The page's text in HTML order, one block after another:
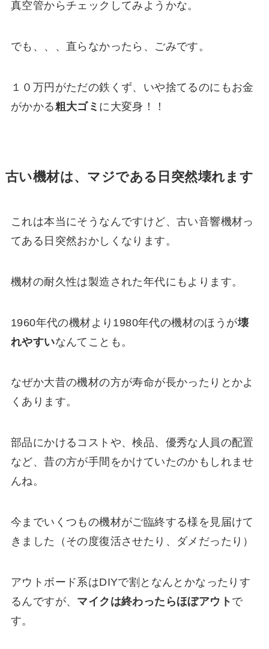
真空管からチェックしてみようかな。
でも、、、直らなかったら、ごみです。
１０万円がただの鉄くず、いや捨てるのにもお金
がかかる粗大ゴミ に大変身！！
古い機材は、マジである日突然壊れます
これは本当にそうなんですけど、古い音響機材っ
てある日突然おかしくなります。
機材の耐久性は製造された年代にもよります。
1960年代の機材より1980年代の機材のほうが壊
れやすいなんてことも。
なぜか大昔の機材の方が寿命が長かったりとかよ
くあります。
部品にかけるコストや、検品、優秀な人員の配置
など、昔の方が手間をかけていたのかもしれませ
んね。
今までいくつもの機材がご臨終する様を見届けて
きました（その度復活させたり、ダメだったり）
アウトボード系はDIYで割となんとかなったりす
るんですが、 マイクは終わったらほぼアウト で
す。